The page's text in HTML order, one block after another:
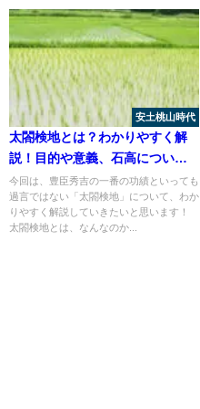
安土桃山時代
太閤検地とは？わかりやすく解
説！目的や意義、石高について
も！
今回は、豊臣秀吉の一番の功績といっても
過言ではない「太閤検地」について、わか
りやすく解説していきたいと思います！
太閤検地とは、なんなのか...